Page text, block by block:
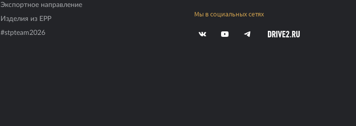
Экспортное направление
Изделия из EPP
#stpteam2026
Мы в социальных сетях